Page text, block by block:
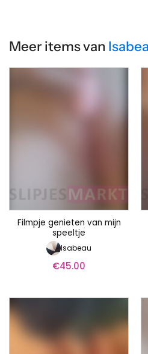
Meer items van
Filmpje genieten van mijn
speeltje
Isabeau
€45.00